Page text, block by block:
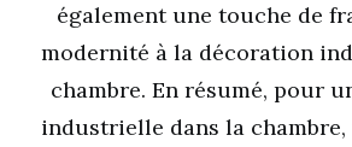
également une touche de
modernité à la décoration
chambre. En résumé, pour
industrielle dans la